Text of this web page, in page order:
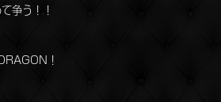
争う！！
！